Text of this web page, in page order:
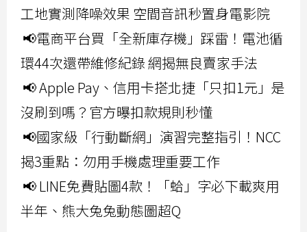
工地實測降噪效果 空間音訊秒置身電影院
📢電商平台買「全新庫存機」踩雷！電池循
環44次還帶維修紀錄 網揭無良賣家手法
📢 Apple Pay、信用卡搭北捷「只扣1元」是
沒刷到嗎？官方曝扣款規則秒懂
📢國家級「行動斷網」演習完整指引！NCC
揭3重點：勿用手機處理重要工作
📢 LINE免費貼圖4款！「蛤」字必下載爽用
半年、熊大兔兔動態圖超Q